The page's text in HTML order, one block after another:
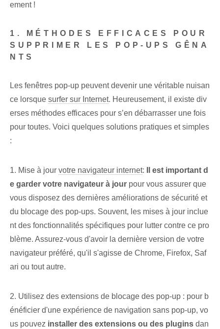
ement !
1. MÉTHODES EFFICACES POUR
SUPPRIMER LES POP-UPS GÊNA
NTS
Les fenêtres pop-up peuvent devenir une véritable nuisan
ce lorsque surfer sur Internet.‌ Heureusement, il existe ‌div
erses méthodes efficaces pour s’en débarrasser une fois
pour toutes. Voici quelques solutions pratiques et simples
:
1. Mise à jour votre navigateur internet:
Il est important d
e garder votre navigateur à jour pour vous assurer que
vous disposez des dernières améliorations de sécurité⁢ et⁤
du blocage des pop-ups. Souvent, les mises à jour inclue
nt des fonctionnalités spécifiques pour lutter contre ce pro
blème. Assurez-vous d'avoir⁣ la dernière version de votre
navigateur préféré, qu'il s'agisse de Chrome, Firefox,⁢ Saf
ari ou tout autre.
2. Utilisez des extensions de blocage des pop-up : pour⁤ b
énéficier d'une expérience de navigation sans pop-up, vo
us pouvez installer des ‍extensions⁤ ou des plugins dan